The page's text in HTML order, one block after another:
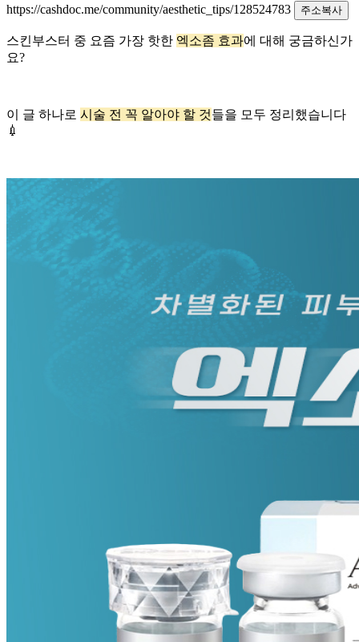
https://cashdoc.me/community/aesthetic_tips/128524783
주소복사
스킨부스터 중 요즘 가장 핫한 엑소좀 효과에 대해 궁금하신가
요?
이 글 하나로 시술 전 꼭 알아야 할 것들을 모두 정리했습니다
💉